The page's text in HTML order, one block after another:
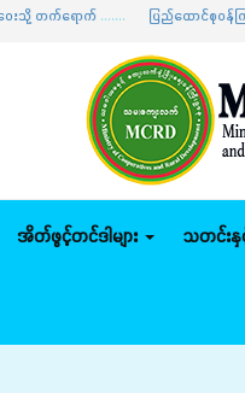
က်ရောက်....... ပြည်ထောင်စုဝန်ကြီး ဦးမ
အိတ်ဖွင့်တင်ဒါများ သတင်းနှ